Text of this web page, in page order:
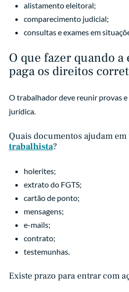
alistamento eleitoral;
comparecimento judicial;
consultas e exames em
O que fazer quando a
paga os direitos
O trabalhador deve reunir provas
jurídica.
Quais documentos ajudam em
trabalhista?
holerites;
extrato do FGTS;
cartão de ponto;
mensagens;
e-mails;
contrato;
testemunhas.
Existe prazo para entrar com